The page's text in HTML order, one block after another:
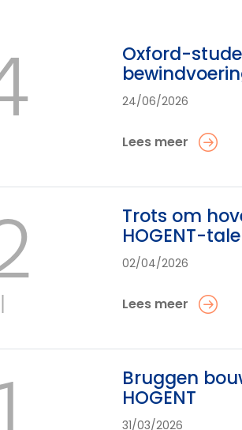
Oxford-
24/06/2026
Lees meer
Trots om
HOGENT-
02/04/2026
Lees meer
Bruggen
HOGENT
31/03/2026